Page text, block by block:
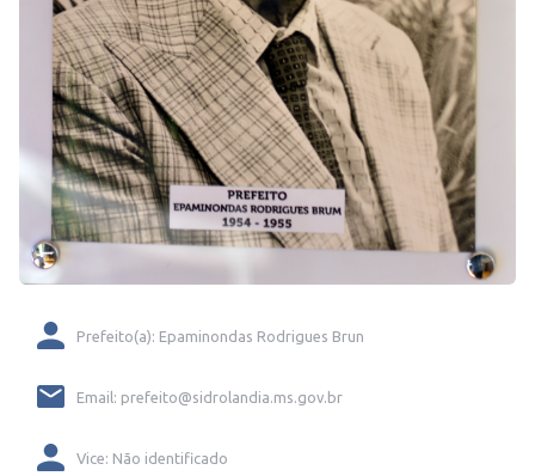
Prefeito(a): Epaminondas Rodrigues Brun
Email: prefeito@sidrolandia.ms.gov.br
Vice: Não identificado